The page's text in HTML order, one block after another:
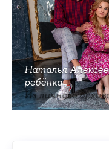
Наталья
ребёнка
Из личного